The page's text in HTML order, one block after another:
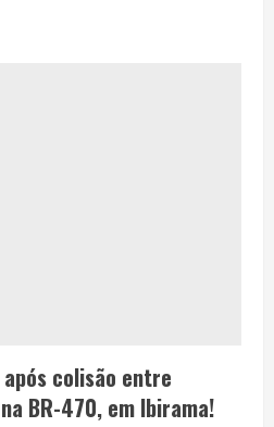
colisão entre
BR-470, em Ibirama!